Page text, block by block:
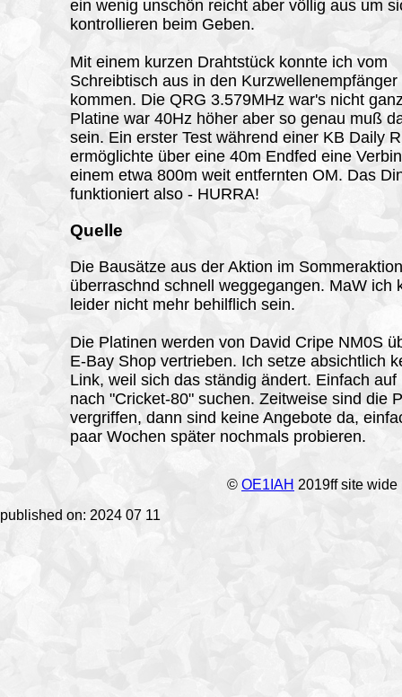
ein wenig unschön reicht aber völlig aus um
kontrollieren beim Geben.
Mit einem kurzen Drahtstück konnte ich vom
Schreibtisch aus in den
kommen. Die QRG 3.579MHz war's nicht
Platine war 40Hz höher aber so genau muß
sein. Ein erster Test während einer KB Daily
ermöglichte über eine 40m Endfed eine
einem etwa 800m weit entfernten OM. Das
funktioniert also - HURRA!
Quelle
Die Bausätze aus der Aktion im
überraschnd schnell weggegangen. MaW ich
leider nicht mehr behilflich sein.
Die Platinen werden von David Cripe NM0S
E-Bay Shop vertrieben. Ich setze absichtlich
Link, weil sich das ständig ändert. Einfach auf
nach "Cricket-80" suchen. Zeitweise sind die
vergriffen, dann sind keine Angebote da,
paar Wochen später nochmals probieren.
© OE1IAH 2019ff site
published on: 2024 07 11